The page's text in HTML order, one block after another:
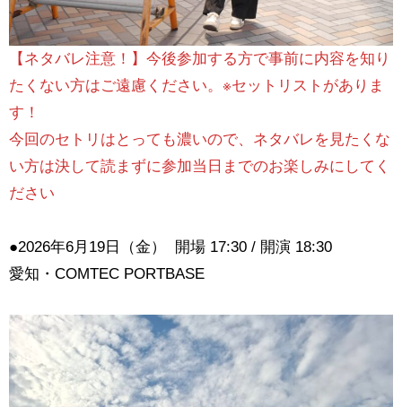
【ネタバレ注意！】今後参加する方で事前に内容を知り
たくない方はご遠慮ください。※セットリストがありま
す！
今回のセトリはとっても濃いので、ネタバレを見たくな
い方は決して読まずに参加当日までのお楽しみにしてく
ださい
●2026年6月19日（金） 開場 17:30 / 開演 18:30
愛知・COMTEC PORTBASE